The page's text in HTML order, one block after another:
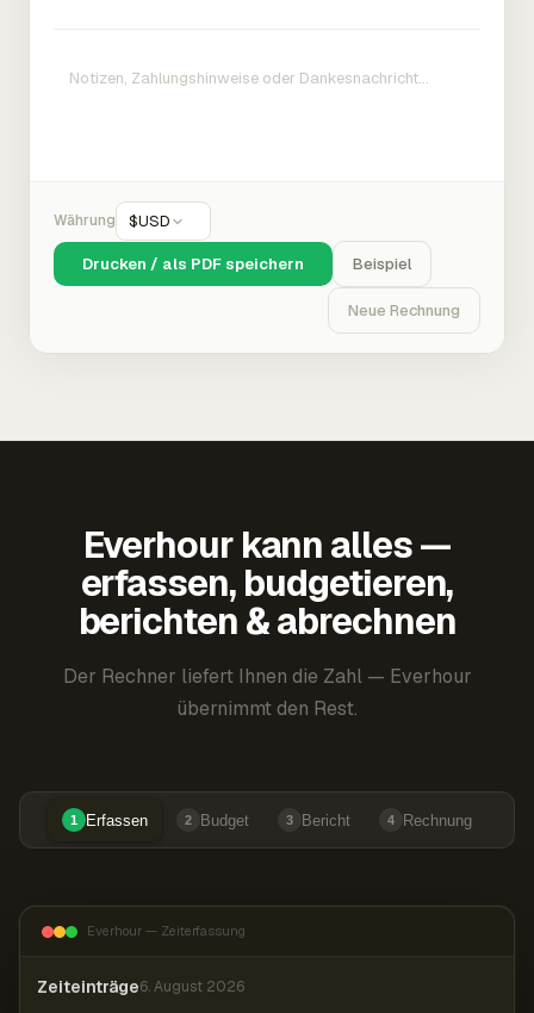
Währung $USD
Drucken / als PDF speichern Beispiel
Neue Rechnung
Everhour kann alles —
erfassen, budgetieren,
berichten & abrechnen
Der Rechner liefert Ihnen die Zahl — Everhour
übernimmt den Rest.
1 Erfassen 2 Budget 3 Bericht 4 Rechnung
Everhour — Zeiterfassung
Zeiteinträge6. August 2026